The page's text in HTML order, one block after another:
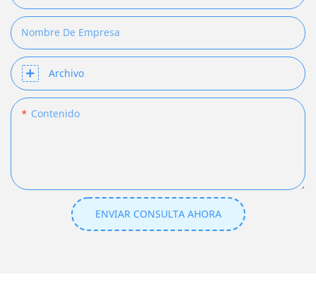
Nombre De Empresa
Archivo
Contenido
ENVIAR CONSULTA AHORA